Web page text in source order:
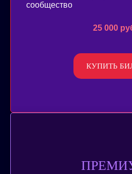
сообщество
25 000
КУПИТЬ